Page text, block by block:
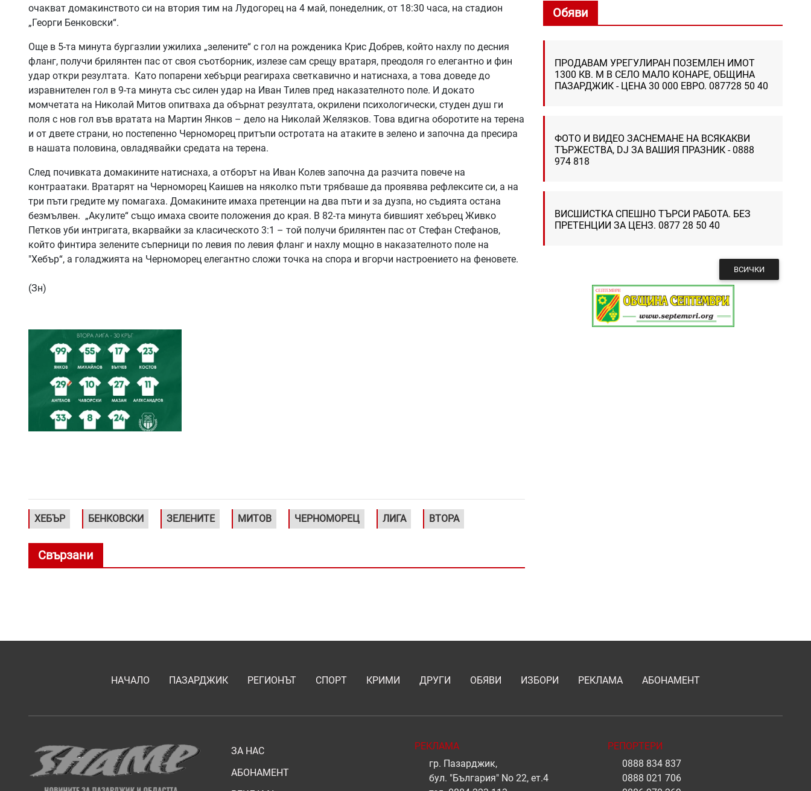
очакват домакинството си на втория тим на Лудогорец на 4 май, понеделник, от 18:30 часа, на стадион
„Георги Бенковски“.
Още в 5-та минута бургазлии ужилиха „зелените“ с гол на рожденика Крис Добрев, който нахлу по десния
фланг, получи брилянтен пас от своя съотборник, излезе сам срещу вратаря, преодоля го елегантно и фин
удар откри резултата. Като попарени хебърци реагираха светкавично и натиснаха, а това доведе до
изравнителен гол в 9-та минута със силен удар на Иван Тилев пред наказателното поле. И докато
момчетата на Николай Митов опитваха да обърнат резултата, окрилени психологически, студен душ ги
поля с нов гол във вратата на Мартин Янков – дело на Николай Желязков. Това вдигна оборотите на терена
и от двете страни, но постепенно Черноморец притъпи остротата на атаките в зелено и започна да пресира
в нашата половина, овладявайки средата на терена.
След почивката домакините натиснаха, а отборът на Иван Колев започна да разчита повече на
контраатаки. Вратарят на Черноморец Каишев на няколко пъти трябваше да проявява рефлексите си, а на
три пъти гредите му помагаха. Домакините имаха претенции на два пъти и за дузпа, но съдията остана
безмълвен. „Акулите“ също имаха своите положения до края. В 82-та минута бившият хебърец Живко
Петков уби интригата, вкарвайки за класическото 3:1 – той получи брилянтен пас от Стефан Стефанов,
който финтира зелените съперници по левия по левия фланг и нахлу мощно в наказателното поле на
"Хебър“, а голаджията на Черноморец елегантно сложи точка на спора и вгорчи настроението на феновете.
(Зн)
ХЕБЪР БЕНКОВСКИ ЗЕЛЕНИТЕ МИТОВ ЧЕРНОМОРЕЦ ЛИГА ВТОРА
Свързани
Обяви
ПРОДАВАМ УРЕГУЛИРАН ПОЗЕМЛЕН ИМОТ
1300 КВ. М В СЕЛО МАЛО КОНАРЕ, ОБЩИНА
ПАЗАРДЖИК - ЦЕНА 30 000 ЕВРО. 087728 50 40
ФОТО И ВИДЕО ЗАСНЕМАНЕ НА ВСЯКАКВИ
ТЪРЖЕСТВА, DJ ЗА ВАШИЯ ПРАЗНИК - 0888
974 818
ВИСШИСТКА СПЕШНО ТЪРСИ РАБОТА. БЕЗ
ПРЕТЕНЦИИ ЗА ЦЕНЗ. 0877 28 50 40
ВСИЧКИ
НАЧАЛО ПАЗАРДЖИК РЕГИОНЪТ СПОРТ КРИМИ ДРУГИ ОБЯВИ ИЗБОРИ РЕКЛАМА АБОНАМЕНТ
ЗА НАС
АБОНАМЕНТ
РЕКЛАМА
гр. Пазарджик,
бул. "България" No 22, ет.4
РЕПОРТЕРИ
0888 834 837
0888 021 706